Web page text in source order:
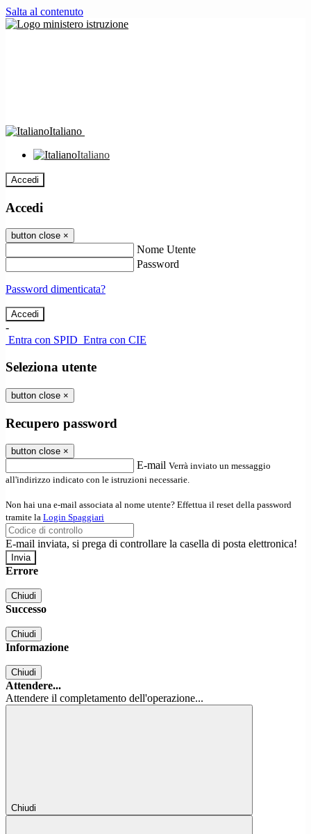
Salta al contenuto
Italiano
Italiano
Accedi
Accedi
button close ×
Nome Utente
Password
Password dimenticata?
-
Entra con SPID Entra con CIE
Seleziona utente
button close ×
Recupero password
button close ×
E-mail Verrà inviato un messaggio
all'indirizzo indicato con le istruzioni necessarie.
Non hai una e-mail associata al nome utente? Effettua il reset della password
tramite la Login Spaggiari
E-mail inviata, si prega di controllare la casella di posta elettronica!
Errore
Chiudi
Successo
Chiudi
Informazione
Chiudi
Attendere...
Attendere il completamento dell'operazione...
Chiudi